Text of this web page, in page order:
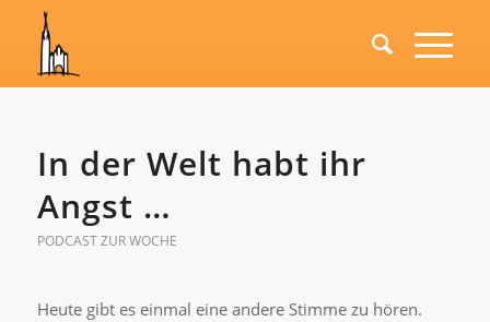
In der Welt habt ihr
Angst …
PODCAST ZUR WOCHE
Heute gibt es einmal eine andere Stimme zu hören.